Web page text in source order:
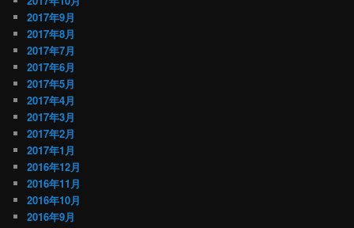
2017年9月
2017年8月
2017年7月
2017年6月
2017年5月
2017年4月
2017年3月
2017年2月
2017年1月
2016年12月
2016年11月
2016年10月
2016年9月